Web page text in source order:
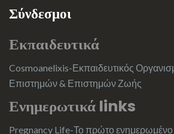
Σύνδεσμοι
Εκπαιδευτικά
Cosmoanelixis-Εκπαιδευτικός
Επιστημών & Επιστημών Ζωής
Ενημερωτικά links
Pregnancy Life-Το πρώτο ενημερωμένο